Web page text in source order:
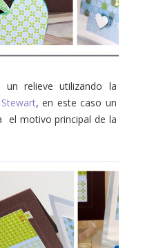
relieve utilizando la
, en este caso un
el motivo principal de la